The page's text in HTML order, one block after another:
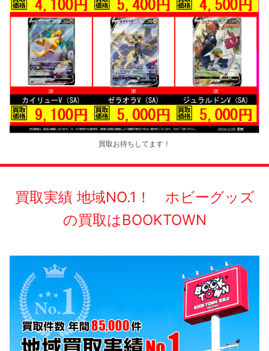
買取お待ちしてます！
買取実績 地域NO.1！ ホビーグッズ
の買取はBOOKTOWN